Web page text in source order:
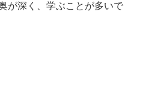
が深く、学ぶことが多いで